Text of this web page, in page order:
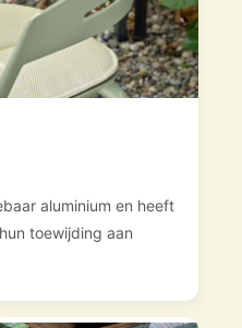
aluminium en heeft
toewijding aan